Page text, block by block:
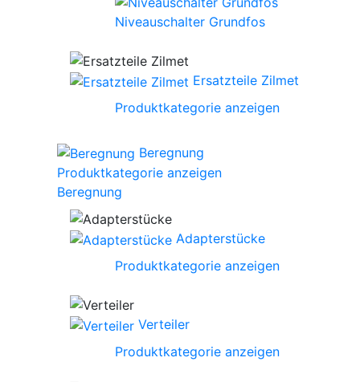
Niveauschalter Grundfos
Ersatzteile Zilmet
Produktkategorie anzeigen
Beregnung
Produktkategorie anzeigen
Beregnung
Adapterstücke
Produktkategorie anzeigen
Verteiler
Produktkategorie anzeigen